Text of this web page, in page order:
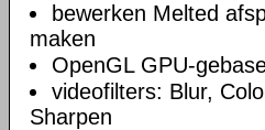
bewerken Melted
maken
OpenGL GPU-
videofilters: Blur,
Sharpen